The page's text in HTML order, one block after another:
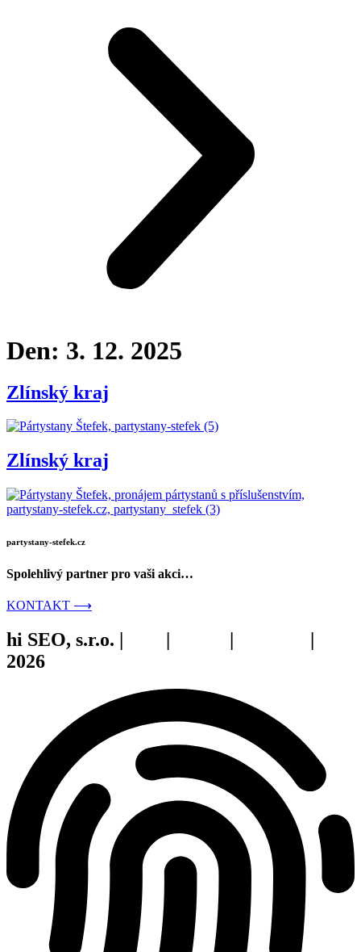
Den: 3. 12. 2025
Zlínský kraj
Zlínský kraj
partystany-stefek.cz
Spolehlivý partner pro vaši akci…
KONTAKT ⟶
hi SEO, s.r.o. | | |
|
2026